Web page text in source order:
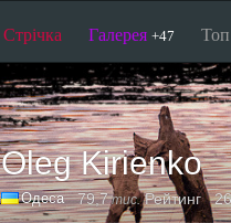
Стрічка Галерея +47
Oleg Kirienko
Одеса 79,7тис.Рейтинг